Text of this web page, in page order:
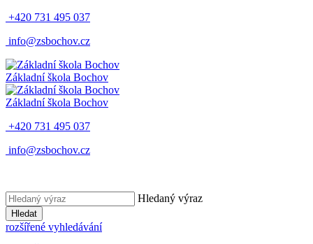
+420 731 495 037
info@zsbochov.cz
Základní škola Bochov
Základní škola Bochov
+420 731 495 037
info@zsbochov.cz
Hledaný výraz
Hledat
rozšířené vyhledávání